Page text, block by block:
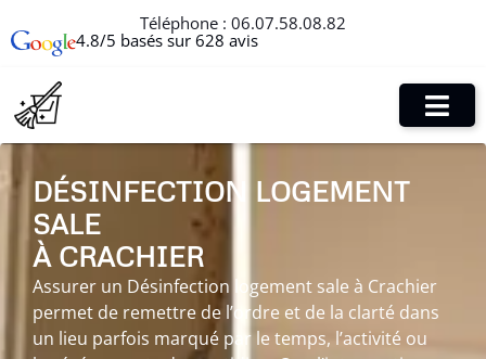
Téléphone : 06.07.58.08.82
4.8/5 basés sur 628 avis
DÉSINFECTION LOGEMENT
SALE
À CRACHIER
Assurer un Désinfection logement sale à Crachier
permet de remettre de l’ordre et de la clarté dans
un lieu parfois marqué par le temps, l’activité ou